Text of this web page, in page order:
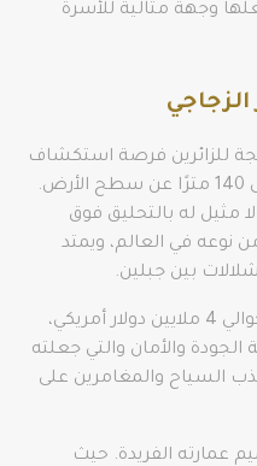
وجهة مثالية للأسرة
للزائرين فرصة استكشاف
المناظر الخلابة من عالية تصل إلى 140 مترًا عن سطح الأرض.
مثيل له بالتحليق فوق
نوعه في العالم، ويمتد
وتبلغ تكلفة بناء الجسر الزجاجي حوالي 4 ملايين دولار أمريكي،
الجودة والأمان والتي جعلته
السياح والمغامرين على
عمارته الفريدة. حيث